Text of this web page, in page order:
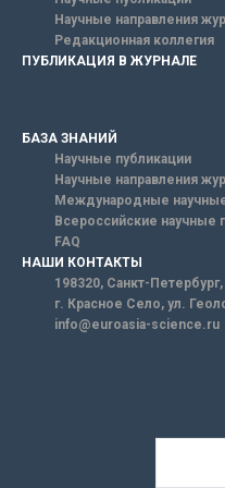
Научные направления
Редакционная коллегия
ПУБЛИКАЦИЯ В ЖУРНАЛЕ
БАЗА ЗНАНИЙ
Научные публикации
Научные направления
Международные
Всероссийские научные
FAQ
НАШИ КОНТАКТЫ
198320, Санкт-Петербург,
г. Красное Село, ул.
info@euroasia-science.ru